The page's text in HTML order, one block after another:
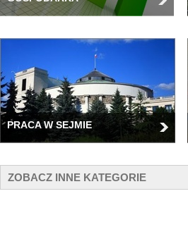
PRACA W SEJMIE
ZOBACZ INNE KATEGORIE